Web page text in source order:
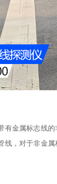
属标志线的
，对于非金